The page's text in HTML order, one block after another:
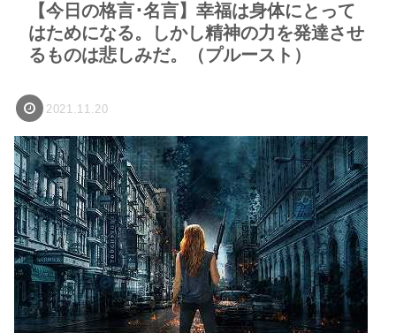
【今日の格言･名言】幸福は身体にとって
はためになる。しかし精神の力を発達させ
るものは悲しみだ。（プルースト）
2021.11.20